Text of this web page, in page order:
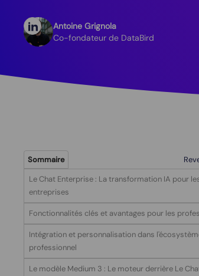
Antoine Grignola
Co-fondateur de DataBird
Sommaire
Le Chat Enterprise : La transformation IA pour
entreprises
Fonctionnalités clés et avantages pour les
Intégration et personnalisation dans
professionnel
Le modèle Medium 3 : Le moteur derrière Le